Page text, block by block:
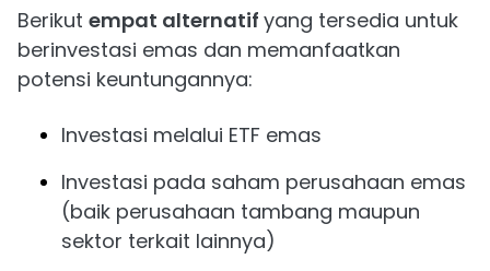
Berikut empat alternatif yang tersedia untuk
berinvestasi emas dan memanfaatkan
potensi keuntungannya:
Investasi melalui ETF emas
Investasi pada saham perusahaan emas
(baik perusahaan tambang maupun
sektor terkait lainnya)